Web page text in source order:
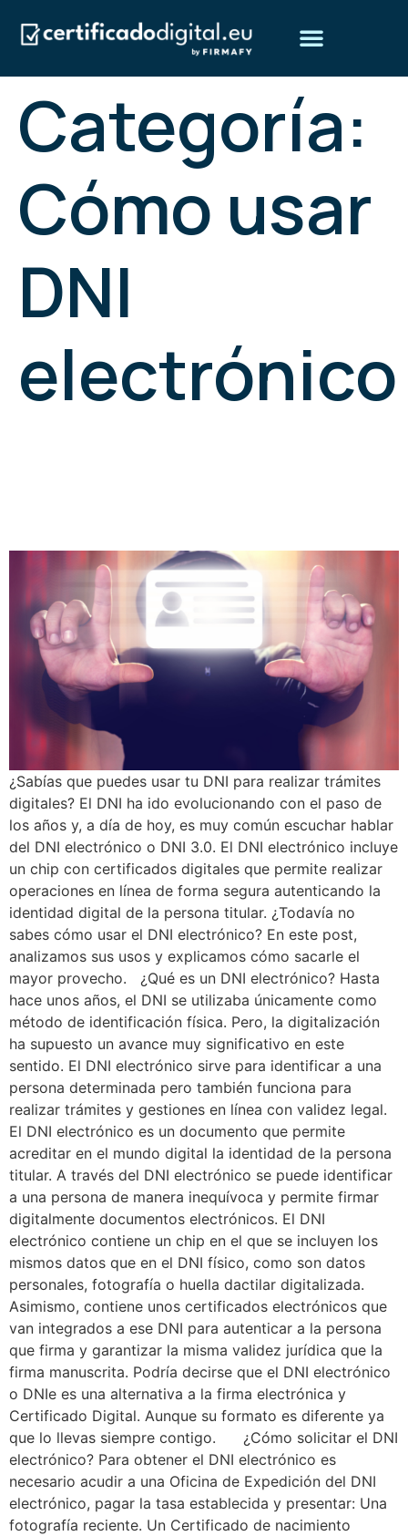
Categoría:
Cómo usar
DNI
electrónico
¿Sabías que puedes usar tu DNI para realizar trámites
digitales? El DNI ha ido evolucionando con el paso de
los años y, a día de hoy, es muy común escuchar hablar
del DNI electrónico o DNI 3.0. El DNI electrónico incluye
un chip con certificados digitales que permite realizar
operaciones en línea de forma segura autenticando la
identidad digital de la persona titular. ¿Todavía no
sabes cómo usar el DNI electrónico? En este post,
analizamos sus usos y explicamos cómo sacarle el
mayor provecho. ¿Qué es un DNI electrónico? Hasta
hace unos años, el DNI se utilizaba únicamente como
método de identificación física. Pero, la digitalización
ha supuesto un avance muy significativo en este
sentido. El DNI electrónico sirve para identificar a una
persona determinada pero también funciona para
realizar trámites y gestiones en línea con validez legal.
El DNI electrónico es un documento que permite
acreditar en el mundo digital la identidad de la persona
titular. A través del DNI electrónico se puede identificar
a una persona de manera inequívoca y permite firmar
digitalmente documentos electrónicos. El DNI
electrónico contiene un chip en el que se incluyen los
mismos datos que en el DNI físico, como son datos
personales, fotografía o huella dactilar digitalizada.
Asimismo, contiene unos certificados electrónicos que
van integrados a ese DNI para autenticar a la persona
que firma y garantizar la misma validez jurídica que la
firma manuscrita. Podría decirse que el DNI electrónico
o DNIe es una alternativa a la firma electrónica y
Certificado Digital. Aunque su formato es diferente ya
que lo llevas siempre contigo. ¿Cómo solicitar el DNI
electrónico? Para obtener el DNI electrónico es
necesario acudir a una Oficina de Expedición del DNI
electrónico, pagar la tasa establecida y presentar: Una
fotografía reciente. Un Certificado de nacimiento